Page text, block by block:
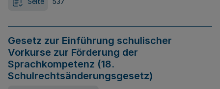
Gesetz zur Einführung schulischer
Vorkurse zur Förderung der
Sprachkompetenz (18.
Schulrechtsänderungsgesetz)